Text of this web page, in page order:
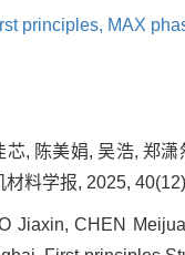
principles, MAX
芯, 陈美娟, 吴浩, 郑
材料学报, 2025,
Jiaxin, CHEN